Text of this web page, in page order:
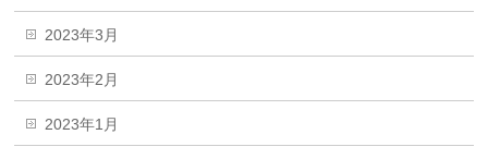
2023年3月
2023年2月
2023年1月